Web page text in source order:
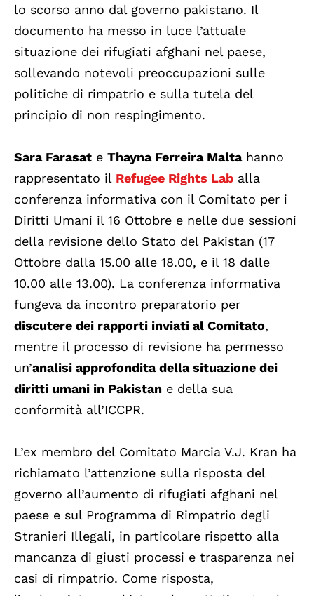
lo scorso anno dal governo pakistano. Il
documento ha messo in luce l’attuale
situazione dei rifugiati afghani nel paese,
sollevando notevoli preoccupazioni sulle
politiche di rimpatrio e sulla tutela del
principio di non respingimento.
Sara Farasat e Thayna Ferreira Maltahanno
rappresentato il Refugee Rights Lab alla
conferenza informativa con il Comitato per i
Diritti Umani il 16 Ottobre e nelle due sessioni
della revisione dello Stato del Pakistan (17
Ottobre dalla 15.00 alle 18.00, e il 18 dalle
10.00 alle 13.00). La conferenza informativa
fungeva da incontro preparatorio per
discutere dei rapporti inviati al Comitato,
mentre il processo di revisione ha permesso
un’analisi approfondita della situazione dei
diritti umani in Pakistan e della sua
conformità all’ICCPR.
L’ex membro del Comitato Marcia V.J. Kran ha
richiamato l’attenzione sulla risposta del
governo all’aumento di rifugiati afghani nel
paese e sul Programma di Rimpatrio degli
Stranieri Illegali, in particolare rispetto alla
mancanza di giusti processi e trasparenza nei
casi di rimpatrio. Come risposta,